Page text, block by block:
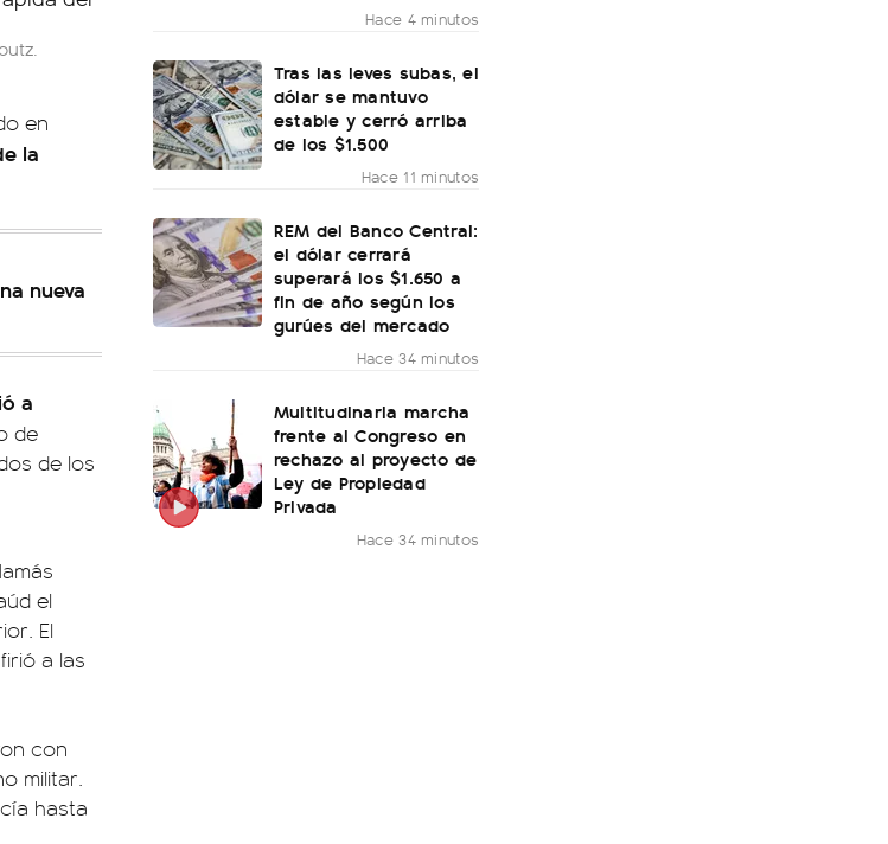
en
la
nueva
a
de
de los
el
El
a las
con
militar.
hasta
Hace 4 minutos
Tras las leves subas, el
dólar se mantuvo
estable y cerró arriba
de los $1.500
Hace 11 minutos
REM del Banco Central:
el dólar cerrará
superará los $1.650 a
fin de año según los
gurúes del mercado
Hace 34 minutos
Multitudinaria marcha
frente al Congreso en
rechazo al proyecto de
Ley de Propiedad
Privada
Hace 34 minutos